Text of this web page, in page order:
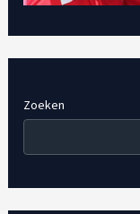
Zoeken